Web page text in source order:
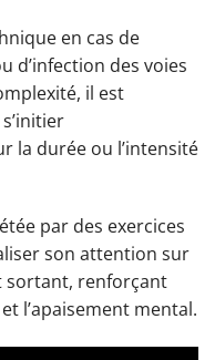
en cas de
d’infection des voies
il est
la durée ou l’intensité
par des exercices
son attention sur
sortant, renforçant
l’apaisement mental.